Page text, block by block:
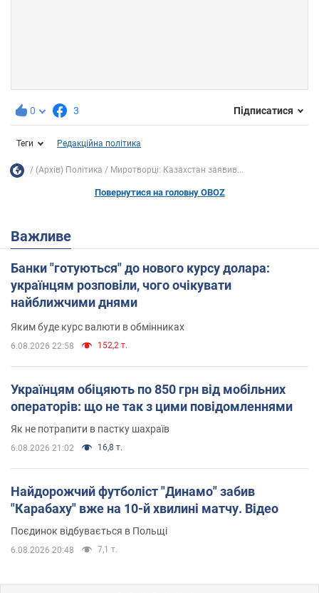
0 3 Підписатися
Теги Редакційна політика
(Архів) Політика Миротворці: Казахстан заявив...
Повернутися на головну OBOZ
Важливе
Банки "готуються" до нового курсу долара:
українцям розповіли, чого очікувати
найближчими днями
Яким буде курс валюти в обмінниках
6.08.2026 22:58 152,2 т.
Українцям обіцяють по 850 грн від мобільних
операторів: що не так з цими повідомленнями
Як не потрапити в пастку шахраїв
6.08.2026 21:02 16,8 т.
Найдорожчий футболіст "Динамо" забив
"Карабаху" вже на 10-й хвилині матчу. Відео
Поєдинок відбувається в Польщі
6.08.2026 20:48 7,1 т.